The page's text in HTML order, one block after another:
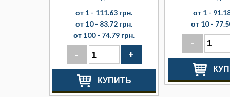
от 1 - 111.63 грн.
от 10 - 83.72 грн.
от 100 - 74.79 грн.
- +
КУПИТЬ
от 1 -
от 10 -
-